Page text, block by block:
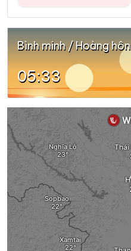
Bình minh / Hoàng hôn
05:33